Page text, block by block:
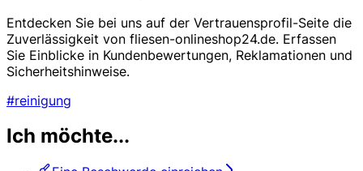
Entdecken Sie bei uns auf der Vertrauensprofil-Seite die
Zuverlässigkeit von fliesen-onlineshop24.de. Erfassen
Sie Einblicke in Kundenbewertungen, Reklamationen und
Sicherheitshinweise.
#reinigung
Ich möchte...